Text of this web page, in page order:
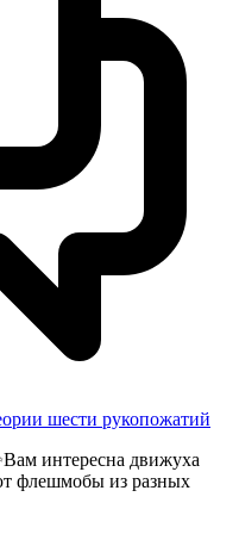
шести рукопожатий
интересна движуха
флешмобы из разных